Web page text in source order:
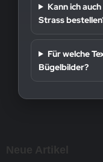
Kann ich
Strass
Für welche
Bügelbilder?